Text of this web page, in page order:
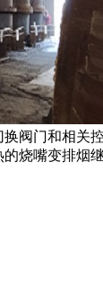
门和相关
烧嘴变排烟